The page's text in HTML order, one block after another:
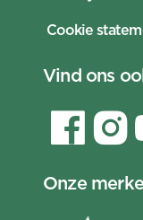
Cookie
Vind ons
Onze